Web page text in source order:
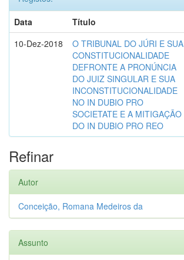
Data
Título
10-Dez-2018
O TRIBUNAL DO JÚRI E SUA
CONSTITUCIONALIDADE
DEFRONTE A PRONÚNCIA
DO JUIZ SINGULAR E SUA
INCONSTITUCIONALIDADE
NO IN DUBIO PRO
SOCIETATE E A MITIGAÇÃO
DO IN DUBIO PRO REO
Refinar
Autor
Conceição, Romana Medeiros da
Assunto